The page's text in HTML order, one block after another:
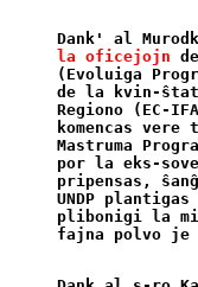
Dank' al
la oficejojn
(Evoluiga
de la kvin-
Regiono
komencas vere
Mastruma
por la eks-
pripensas,
UNDP
plibonigi la
fajna polvo je